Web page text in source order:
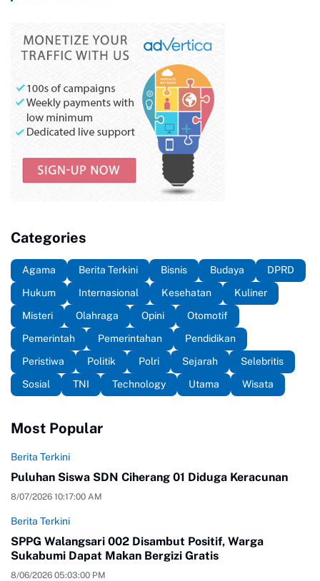
Categories
Agama Berita Terkini Bisnis Budaya
DPRD
Hukum
Internasional Kesehatan
Kuliner
Misteri
Olahraga Opini
Otomotif
Pemerintah
Pemerintahan
Pendidikan
Peristiwa
Politik Polri Sejarah
Selebritis
Sosial
TNI Technology Utama Wisata
Most Popular
Berita Terkini
Puluhan Siswa SDN Ciherang 01 Diduga Keracunan
8/07/2026 10:17:00 AM
Berita Terkini
SPPG Walangsari 002 Disambut Positif, Warga
Sukabumi Dapat Makan Bergizi Gratis
8/06/2026 05:03:00 PM